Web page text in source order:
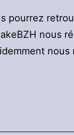
pourrez
nous